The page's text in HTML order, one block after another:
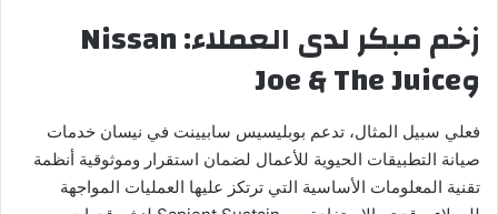
زخم مبكر لدى العملاء:Nissan
و Joe &The Juice
فعلي سبيل المثال، تدعم بوبليسيس سابيينت في نيسان خدمات
صيانة التطبيقات الحيوية للأعمال لضمان استقرار وموثوقية أنظمة
تقنية المعلومات الأساسية التي ترتكز عليها العمليات المواجهة